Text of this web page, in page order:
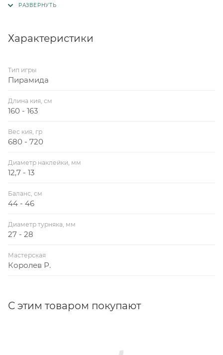
Характеристики
Тип игры
Пирамида
Длина кия, см
160 - 163
Вес кия, гр
680 - 720
Диаметр наклейки, мм
12,7 - 13
Баланс, см
44 - 46
Диаметр турняка, мм
27 - 28
Мастерская
Королев Р.
С этим товаром покупают